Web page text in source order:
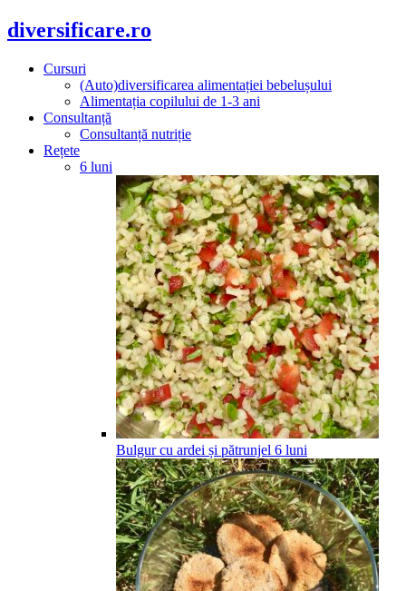
diversificare.ro
Cursuri
(Auto)diversificarea alimentației bebelușului
Alimentația copilului de 1-3 ani
Consultanță
Consultanță nutriție
Rețete
6 luni
Bulgur cu ardei și pătrunjel 6 luni